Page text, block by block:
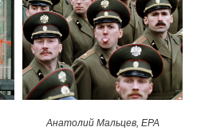
Анатолий Мальцев, ЕРА